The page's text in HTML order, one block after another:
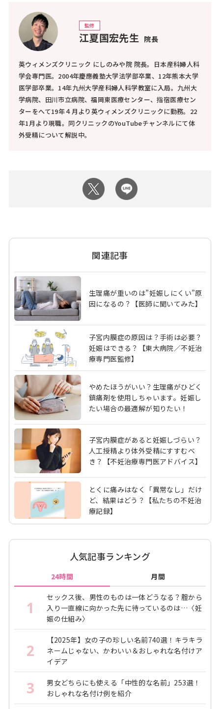
監修
江夏国宏先生 院長
英ウィメンズクリニック にしのみや院 院長。日本産科婦人科
学会専門医。2004年慶應義塾大学法学部卒業、12年熊本大学
医学部卒業。14年九州大学産科婦人科学教室に入局。九州大
学病院、田川市立病院、福岡東医療センター、指宿医療セン
ターをへて19年４月より英ウィメンズクリニックに勤務。22
年1月より現職。同クリニックのYouTubeチャンネルにて体
外受精について解説中。
関連記事
生理痛が重いのは”妊娠しにくい”原
因になるの？【医師に聞いてみた】
子宮内膜症の原因は？手術は必要？
妊娠はできる？【東大病院／不妊治
療専門医監修】
やめたほうがいい？生理痛がひどく
鎮痛剤を使用しちゃいます。妊娠し
たい場合の最適解が知りたい！
子宮内膜症があると妊娠しづらい？
人工授精より体外受精にすすむべ
き？【不妊治療専門医アドバイス】
とくに痛みはなく「異常なし」だけ
ど、結果はどう？【私たちの不妊治
療記録】
人気記事ランキング
24時間 月間
1
セックス後、男性のものは一体どうなる？腟から
入り一直線に向かった先に待っているのは…〈妊
娠の仕組み〉
2
【2025年】女の子の珍しい名前740選！キラキラ
ネームじゃない、かわいい＆おしゃれな名付けア
イデア
3
男女どちらにも使える「中性的な名前」253選！
おしゃれな名付け例を紹介